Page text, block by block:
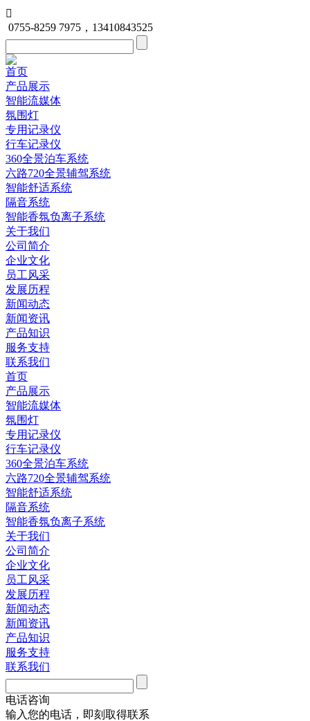

0755-8259 7975，13410843525
首页
产品展示
智能流媒体
氛围灯
专用记录仪
行车记录仪
360全景泊车系统
六路720全景辅驾系统
智能舒适系统
隔音系统
智能香氛负离子系统
关于我们
公司简介
企业文化
员工风采
发展历程
新闻动态
新闻资讯
产品知识
服务支持
联系我们
首页
产品展示
智能流媒体
氛围灯
专用记录仪
行车记录仪
360全景泊车系统
六路720全景辅驾系统
智能舒适系统
隔音系统
智能香氛负离子系统
关于我们
公司简介
企业文化
员工风采
发展历程
新闻动态
新闻资讯
产品知识
服务支持
联系我们
电话咨询
输入您的电话，即刻取得联系